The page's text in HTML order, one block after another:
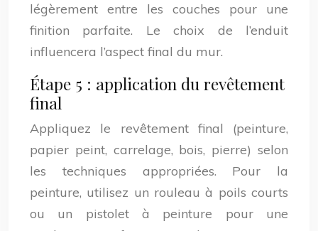
légèrement entre les couches pour une
finition parfaite. Le choix de l’enduit
influencera l’aspect final du mur.
Étape 5 : application du revêtement
final
Appliquez le revêtement final (peinture,
papier peint, carrelage, bois, pierre) selon
les techniques appropriées. Pour la
peinture, utilisez un rouleau à poils courts
ou un pistolet à peinture pour une